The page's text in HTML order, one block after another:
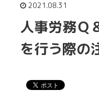
2021.08.31
人事労務
を行う際の